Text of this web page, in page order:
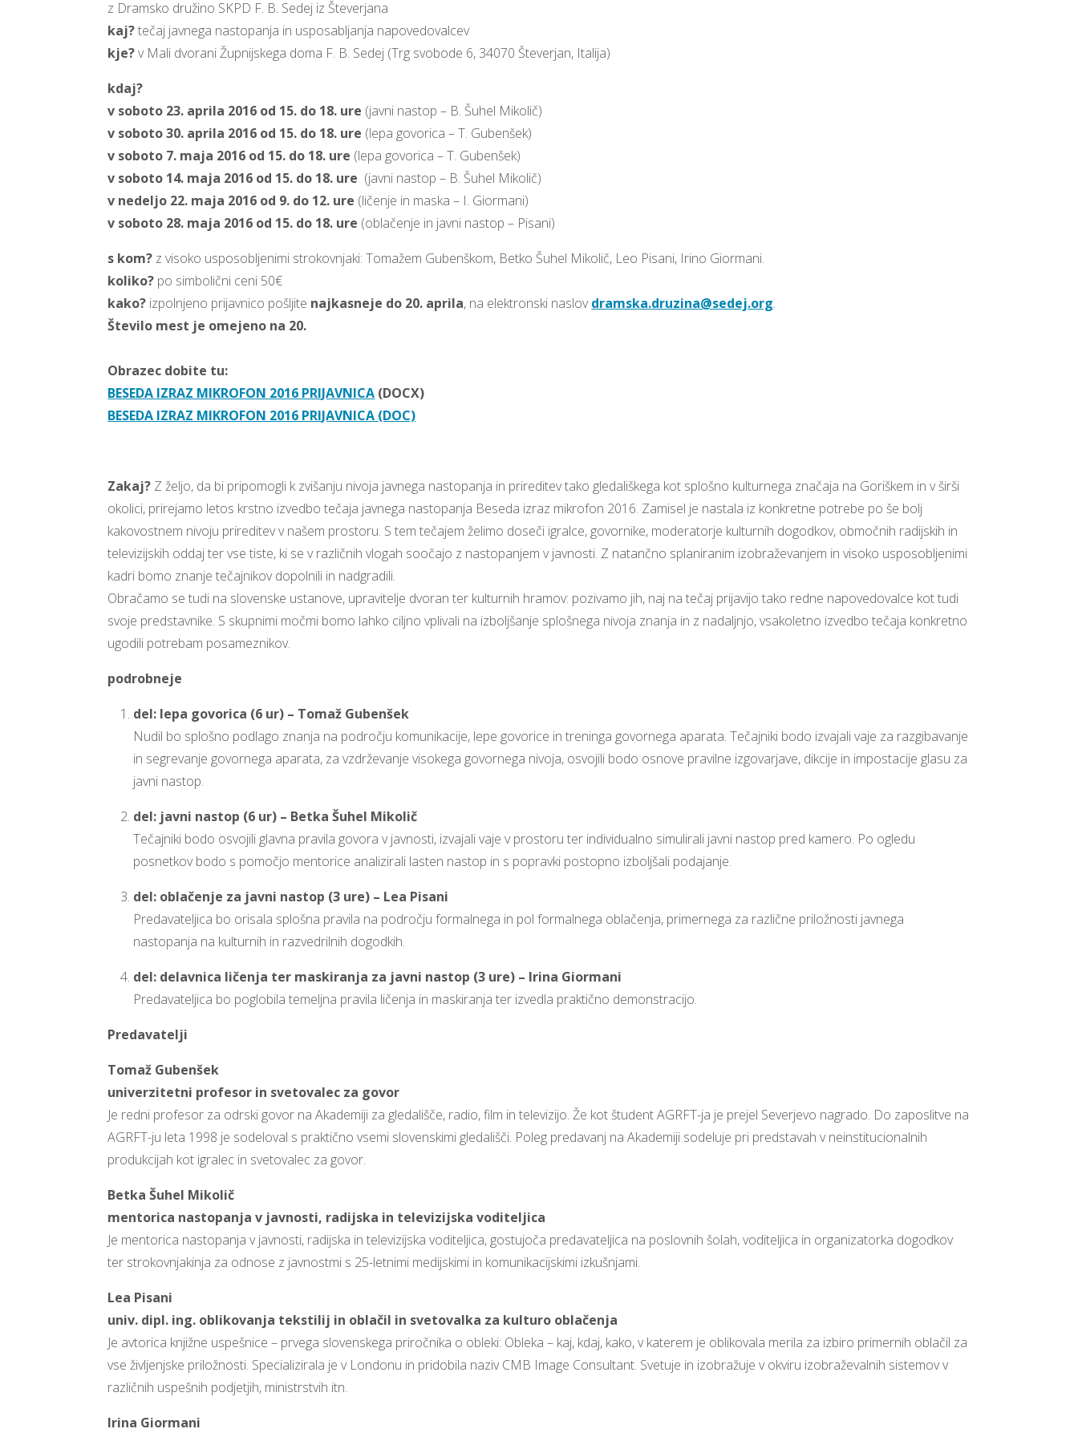
z Dramsko družino SKPD F. B. Sedej iz Števerjana
kaj?tečaj javnega nastopanja in usposabljanja napovedovalcev
kje?v Mali dvorani Župnijskega doma F. B. Sedej (Trg svobode 6, 34070 Števerjan, Italija)
kdaj?
v soboto 23. aprila 2016 od 15. do 18. ure (javni nastop – B. Šuhel Mikolič)
v soboto 30. aprila 2016 od 15. do 18. ure (lepa govorica – T. Gubenšek)
v soboto 7. maja 2016 od 15. do 18. ure (lepa govorica – T. Gubenšek)
v soboto 14. maja 2016 od 15. do 18. ure (javni nastop – B. Šuhel Mikolič)
v nedeljo 22. maja 2016 od 9. do 12. ure (ličenje in maska – I. Giormani)
v soboto 28. maja 2016 od 15. do 18. ure (oblačenje in javni nastop – Pisani)
s kom? z visoko usposobljenimi strokovnjaki: Tomažem Gubenškom, Betko Šuhel Mikolič, Leo Pisani, Irino Giormani.
koliko? po simbolični ceni 50€
kako? izpolnjeno prijavnico pošljite najkasneje do 20. aprila, na elektronski naslovdramska.druzina@sedej.org.
Število mest je omejeno na 20.
Obrazec dobite tu:
BESEDA IZRAZ MIKROFON 2016 PRIJAVNICA (DOCX)
BESEDA IZRAZ MIKROFON 2016 PRIJAVNICA (DOC)
Zakaj? Z željo, da bi pripomogli k zvišanju nivoja javnega nastopanja in prireditev tako gledališkega kot splošno kulturnega značaja na Goriškem in v širši
okolici, prirejamo letos krstno izvedbo tečaja javnega nastopanja Beseda izraz mikrofon 2016. Zamisel je nastala iz konkretne potrebe po še bolj
kakovostnem nivoju prireditev v našem prostoru. S tem tečajem želimo doseči igralce, govornike, moderatorje kulturnih dogodkov, območnih radijskih in
televizijskih oddaj ter vse tiste, ki se v različnih vlogah soočajo z nastopanjem v javnosti. Z natančno splaniranim izobraževanjem in visoko usposobljenimi
kadri bomo znanje tečajnikov dopolnili in nadgradili.
Obračamo se tudi na slovenske ustanove, upravitelje dvoran ter kulturnih hramov: pozivamo jih, naj na tečaj prijavijo tako redne napovedovalce kot tudi
svoje predstavnike. S skupnimi močmi bomo lahko ciljno vplivali na izboljšanje splošnega nivoja znanja in z nadaljnjo, vsakoletno izvedbo tečaja konkretno
ugodili potrebam posameznikov.
podrobneje
del: lepa govorica (6 ur) – Tomaž Gubenšek
Nudil bo splošno podlago znanja na področju komunikacije, lepe govorice in treninga govornega aparata. Tečajniki bodo izvajali vaje za razgibavanje
in segrevanje govornega aparata, za vzdrževanje visokega govornega nivoja, osvojili bodo osnove pravilne izgovarjave, dikcije in impostacije glasu za
javni nastop.
del: javni nastop (6 ur) – Betka Šuhel Mikolič
Tečajniki bodo osvojili glavna pravila govora v javnosti, izvajali vaje v prostoru ter individualno simulirali javni nastop pred kamero. Po ogledu
posnetkov bodo s pomočjo mentorice analizirali lasten nastop in s popravki postopno izboljšali podajanje.
del: oblačenje za javni nastop (3 ure) – Lea Pisani
Predavateljica bo orisala splošna pravila na področju formalnega in pol formalnega oblačenja, primernega za različne priložnosti javnega
nastopanja na kulturnih in razvedrilnih dogodkih.
del: delavnica ličenja ter maskiranja za javni nastop (3 ure) – Irina Giormani
Predavateljica bo poglobila temeljna pravila ličenja in maskiranja ter izvedla praktično demonstracijo.
Predavatelji
Tomaž Gubenšek
univerzitetni profesor in svetovalec za govor
Je redni profesor za odrski govor na Akademiji za gledališče, radio, film in televizijo. Že kot študent AGRFT-ja je prejel Severjevo nagrado. Do zaposlitve na
AGRFT-ju leta 1998 je sodeloval s praktično vsemi slovenskimi gledališči. Poleg predavanj na Akademiji sodeluje pri predstavah v neinstitucionalnih
produkcijah kot igralec in svetovalec za govor.
Betka Šuhel Mikolič
mentorica nastopanja v javnosti, radijska in televizijska voditeljica
Je mentorica nastopanja v javnosti, radijska in televizijska voditeljica, gostujoča predavateljica na poslovnih šolah, voditeljica in organizatorka dogodkov
ter strokovnjakinja za odnose z javnostmi s 25-letnimi medijskimi in komunikacijskimi izkušnjami.
Lea Pisani
univ. dipl. ing. oblikovanja tekstilij in oblačil in svetovalka za kulturo oblačenja
Je avtorica knjižne uspešnice – prvega slovenskega priročnika o obleki: Obleka – kaj, kdaj, kako, v katerem je oblikovala merila za izbiro primernih oblačil za
vse življenjske priložnosti. Specializirala je v Londonu in pridobila naziv CMB Image Consultant. Svetuje in izobražuje v okviru izobraževalnih sistemov v
različnih uspešnih podjetjih, ministrstvih itn.
Irina Giormani